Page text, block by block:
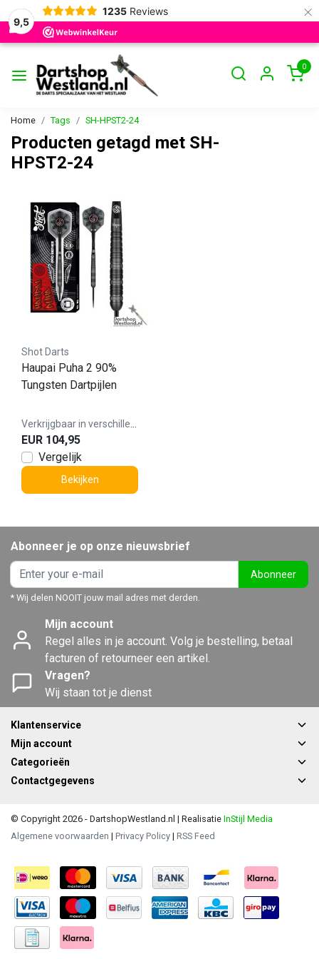
9,5
1235 Reviews ×
0
Home Tags SH-HPST2-24
Producten getagd met SH-
HPST2-24
Shot Darts
Haupai Puha 2 90%
Tungsten Dartpijlen
EUR 104,95
Vergelijk
Bekijken
Abonneer je op onze nieuwsbrief
Abonneer
* Wij delen NOOIT jouw mail adres met derden.
Mijn account
Regel alles in je account. Volg je bestelling, betaal
facturen of retourneer een artikel.
Vragen?
Wij staan tot je dienst
Klantenservice
Mijn account
Categorieën
Contactgegevens
© Copyright 2026 - DartshopWestland.nl | Realisatie InStijl Media
Algemene voorwaarden | Privacy Policy | RSS Feed